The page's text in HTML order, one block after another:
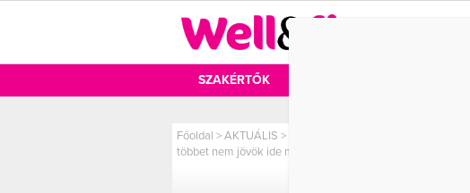
SZAKÉRTŐK
Főoldal >AKTUÁLIS >
többet nem jövök ide még egyszer”